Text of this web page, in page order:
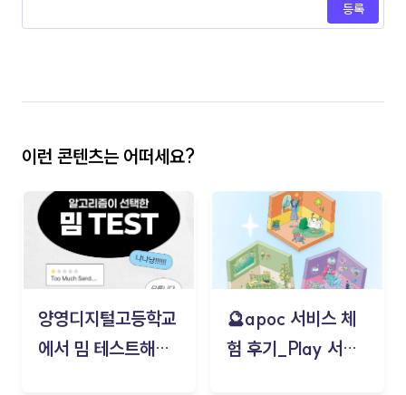
등록
이런 콘텐츠는 어떠세요?
양영디지털고등학교
에서 밈 테스트해보
🔮apoc 서비스 체
험 후기_Play 서비